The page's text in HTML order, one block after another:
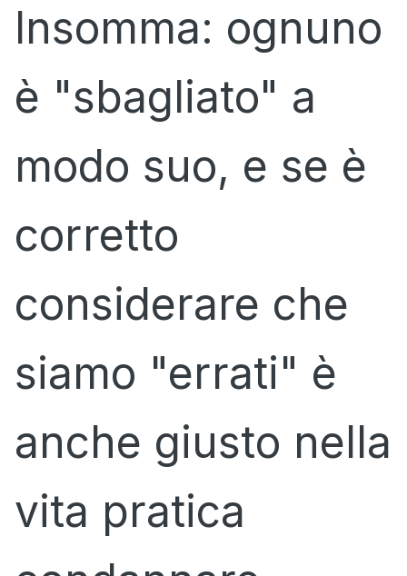
Insomma: ognuno
è "sbagliato" a
modo suo, e se è
corretto
considerare che
siamo "errati" è
anche giusto nella
vita pratica